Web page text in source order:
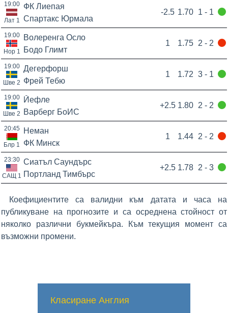
19:00
Лат 1
ФК Лиепая
Спартакс Юрмала
-2.5 1.70 1 - 1
19:00
Нор 1
Волеренга Осло
Бодо Глимт
1 1.75 2 - 2
19:00
Шве 2
Дегерфорш
Фрей Тебю
1 1.72 3 - 1
19:00
Шве 2
Йефле
Варберг БоИС
+2.5 1.80 2 - 2
20:45
Блр 1
Неман
ФК Минск
1 1.44 2 - 2
23:30
САЩ 1
Сиатъл Саундърс
Портланд Тимбърс
+2.5 1.78 2 - 3
Коефициентите са валидни към датата и часа на
публикуване на прогнозите и са осреднена стойност от
няколко различни букмейкъра. Към текущия момент са
възможни промени.
Класиране Англия